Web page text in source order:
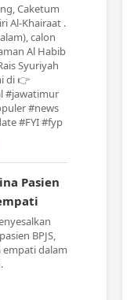
Caketum
Al-Khairaat .
calon
Al Habib
Syuriyah
di 👉
#jawatimur
#news
#FYI #fyp
Pasien
BPJS,
empati dalam